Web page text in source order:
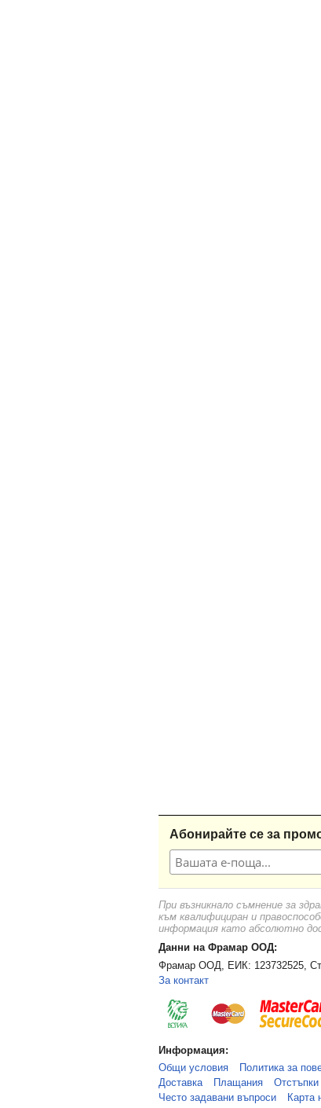
Абонирайте се за
При възникнало съмнение за
към квалифициран и
информация като абсолютно
Данни на Фрамар ООД:
Фрамар ООД, ЕИК: 123732525,
За контакт
Информация:
Общи условия
Политика за
Доставка
Плащания Отстъпки
Често задавани въпроси
Карта